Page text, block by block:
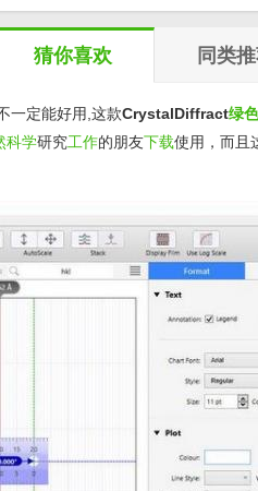
猜你喜欢 同类
一定能好用,这款CrystalDiffract绿色
科学研究工作的朋友下载使用，而且